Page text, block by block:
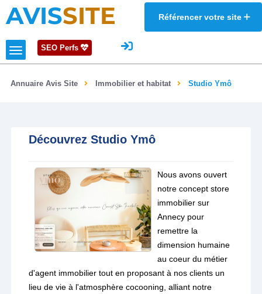
AVISSITE Référencer votre site
SEO Perfs
Annuaire Avis Site Immobilier et habitat Studio Ymô
Découvrez Studio Ymô
Nous avons ouvert
notre concept store
immobilier sur
Annecy pour
remettre la
dimension humaine
au coeur du métier
d'agent immobilier tout en proposant à nos clients un
lieu de vie à l'atmosphère cocooning, alliant notre